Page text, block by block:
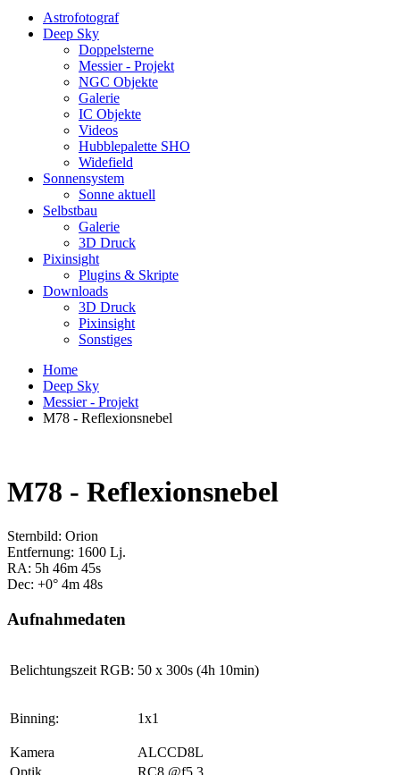
Astrofotograf
Deep Sky
Doppelsterne
Messier - Projekt
NGC Objekte
Galerie
IC Objekte
Videos
Hubblepalette SHO
Widefield
Sonnensystem
Sonne aktuell
Selbstbau
Galerie
3D Druck
Pixinsight
Plugins & Skripte
Downloads
3D Druck
Pixinsight
Sonstiges
Home
Deep Sky
Messier - Projekt
M78 - Reflexionsnebel
M78 - Reflexionsnebel
Sternbild: Orion
Entfernung: 1600 Lj.
RA: 5h 46m 45s
Dec: +0° 4m 48s
Aufnahmedaten
Belichtungszeit RGB: 50 x 300s (4h 10min)
Binning: 1x1
Kamera
ALCCD8L